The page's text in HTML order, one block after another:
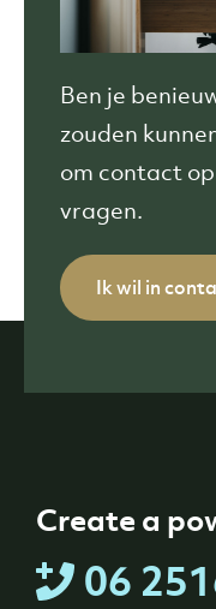
Ben je
zouden
om contact
vragen.
Ik wil in
Create a
06